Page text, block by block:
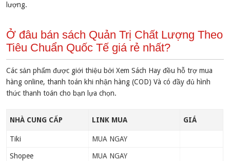
lượng.
Ở đâu bán sách Quản Trị Chất Lượng Theo
Tiêu Chuẩn Quốc Tế giá rẻ nhất?
Các sản phẩm được giới thiệu bởi Xem Sách Hay đều hỗ trợ mua
hàng online, thanh toán khi nhận hàng (COD) Và có đầy đủ hình
thức thanh toán cho bạn lựa chọn.
NHÀ CUNG CẤP LINK MUA GIÁ
Tiki MUA NGAY
Shopee MUA NGAY